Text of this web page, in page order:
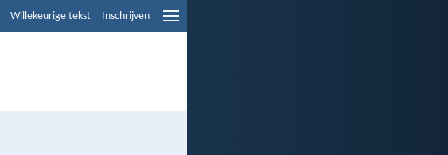
Willekeurige tekst Inschrijven